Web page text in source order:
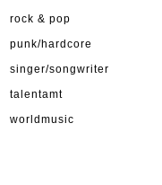
rock & pop
punk/hardcore
singer/songwriter
talentamt
worldmusic